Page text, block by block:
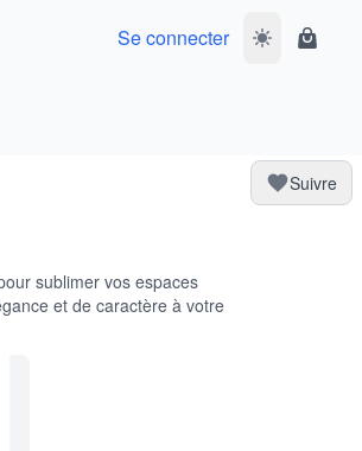
Se connecter Basculer le
Panier
Suivre
sublimer vos espaces
et de caractère à votre